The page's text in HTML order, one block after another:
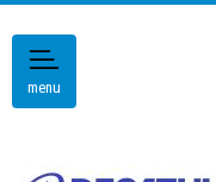
menu